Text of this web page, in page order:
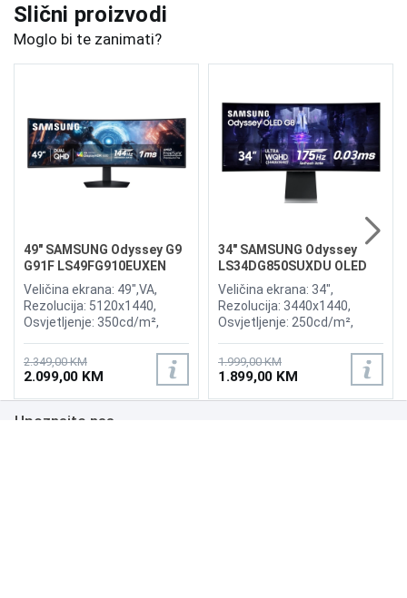
Slični proizvodi
Moglo bi te zanimati?
49" SAMSUNG Odyssey G9
G91F LS49FG910EUXEN
144Hz Gaming Curved
Display
Veličina ekrana: 49",VA,
Rezolucija: 5120x1440,
Osvjetljenje: 350cd/m²,
Osvježenje: 144Hz, AMD
FreeSync Premium Pro,
Priključci: 2xHDMI 2.1,
DisplayPort, 2xUSB 3.2, USB-
B
2.349,00 KM
2.099,00 KM
34" SAMSUNG Odyssey
LS34DG850SUXDU OLED
G8 175Hz Gaming Curved
Display
Veličina ekrana: 34",
Rezolucija: 3440x1440,
Osvjetljenje: 250cd/m²,
Osvježenje: 175Hz, AMD
FreeSync Premium,
Wireless LAN, Bluetooth ,
Priključci: 2xHDMI,
1.999,00 KM
1.899,00 KM
Upoznajte nas